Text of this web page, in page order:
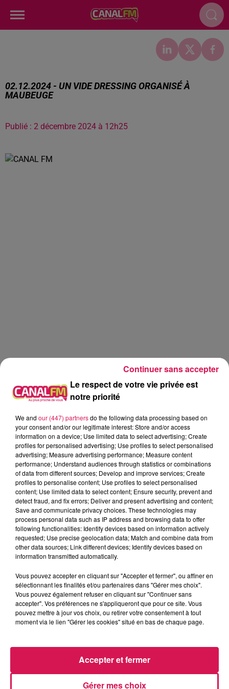
02.12.2024 - UN VIDE DRESSING ORGANISÉ À
MAUBEUGE
Publié : 2 décembre 2024 à 12h25
Canal fm
Geoffrey Deloux
La Ligne des Auditeurs
0:00 1 min 50 sec
2 décembre 2024 - 1 min 50 sec
02.12.2024 - UN VIDE DRESSING ORGANISÉ À
Revivez les meilleurs moments de la Ligne des Auditeurs
Le respect de votre vie privée est
notre priorité
We and our (447) partnersdo the following data processing based on
your consent and/or our legitimate interest: Store and/or access
information on a device; Use limited data to select advertising; Create
profiles for personalised advertising; Use profiles to select personalised
advertising; Measure advertising performance; Measure content
performance; Understand audiences through statistics or combinations
of data from different sources; Develop and improve services; Create
profiles to personalise content; Use profiles to select personalised
content; Use limited data to select content; Ensure security, prevent and
detect fraud, and fix errors; Deliver and present advertising and content;
Save and communicate privacy choices. These technologies may
process personal data such as IP address and browsing data to offer
following functionalities: Identify devices based on information actively
requested; Use precise geolocation data; Match and combine data from
other data sources; Link different devices; Identify devices based on
information transmitted automatically.
Vous pouvez accepter en cliquant sur "Accepter et fermer", ou affiner en
sélectionnant les finalités et/ou partenaires dans "Gérer mes choix".
Vous pouvez également refuser en cliquant sur "Continuer sans
accepter". Vos préférences ne s'appliqueront que pour ce site. Vous
pouvez mettre à jour vos choix, ou retirer votre consentement à tout
moment via le lien "Gérer les cookies" situé en bas de chaque page.
Gérer mes choix
Accepter et fermer
Continuer sans accepter